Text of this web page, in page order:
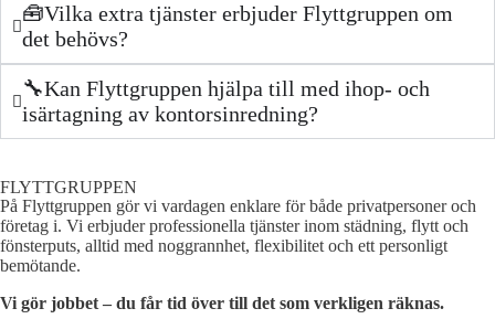
🧰Vilka extra tjänster erbjuder Flyttgruppen om
det behövs?
🔧Kan Flyttgruppen hjälpa till med ihop- och
isärtagning av kontorsinredning?
FLYTTGRUPPEN
På Flyttgruppen gör vi vardagen enklare för både privatpersoner och
företag i. Vi erbjuder professionella tjänster inom städning, flytt och
fönsterputs, alltid med noggrannhet, flexibilitet och ett personligt
bemötande.
Vi gör jobbet – du får tid över till det som verkligen räknas.